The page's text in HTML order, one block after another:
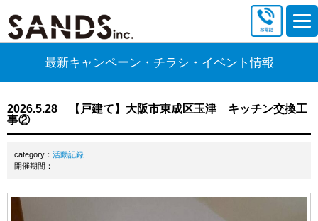
最新キャンペーン・チラシ・イベント情報
2026.5.28 【戸建て】大阪市東成区玉津 キッチン交換工
事②
category： 活動記録
開催期間：